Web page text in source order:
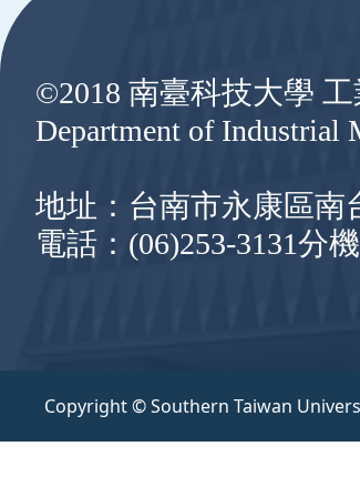
©2018 南臺科技大學
Department of Industrial
地址：台南市永康區南
電話：(06)253-3131分
Copyright © Southern Taiwan